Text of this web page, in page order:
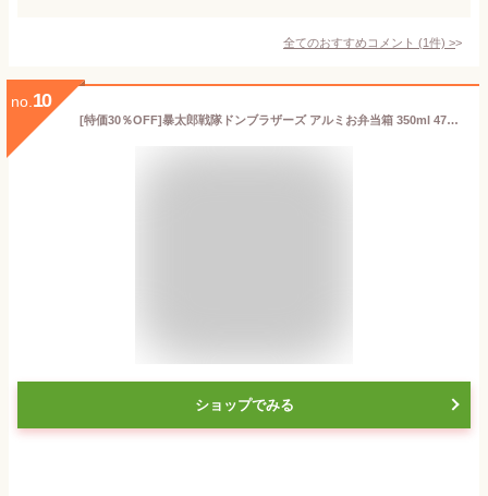
全てのおすすめコメント (1件) >
no. 10
[特価30％OFF]暴太郎戦隊ドンブラザーズ アルミお弁当箱 350ml 479622
ショップでみる